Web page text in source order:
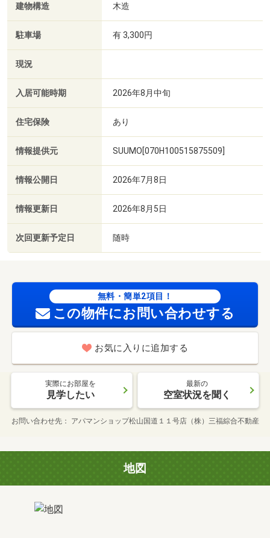
建物構造 木造
駐車場 有 3,300円
現況
入居可能時期 2026年8月中旬
住宅保険 あり
情報提供元 SUUMO[070H100515875509]
情報公開日 2026年7月8日
情報更新日 2026年8月5日
次回更新予定日 随時
無料・簡単2項目！
この物件にお問い合わせする
お気に入りに追加する
実際にお部屋を
見学したい
最新の
空室状況を聞く
お問い合わせ先 アパマンショップ松山国道１１号店（株）三福綜合不動産
地図